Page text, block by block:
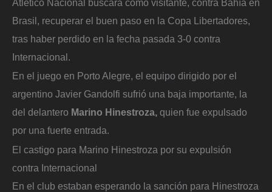
Atlético Nacional buscará como visitante, contra Bahía en
Brasil, recuperar el buen paso en la Copa Libertadores,
tras haber perdido en la fecha pasada 3-0 contra
Internacional.
En el juego en Porto Alegre, el equipo dirigido por el
argentino Javier Gandolfi sufrió una baja importante, la
del delantero Marino Hinestroza, quien fue expulsado
por una fuerte entrada.
El castigo para Marino Hinestroza por su expulsión
contra Internacional
En el club estaban esperando la sanción para Hinestroza